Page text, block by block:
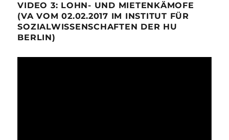
VIDEO 3: LOHN- UND MIETENKÄMOFE
(VA VOM 02.02.2017 IM INSTITUT FÜR
SOZIALWISSENSCHAFTEN DER HU
BERLIN)